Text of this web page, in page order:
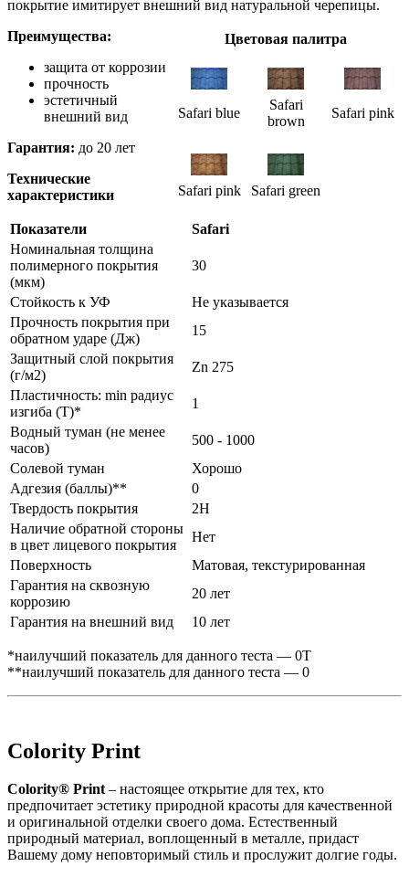
покрытие имитирует внешний вид натуральной черепицы.
Цветовая палитра
Safari blue
Safari
brown
Safari pink
Safari pink Safari green
Преимущества:
защита от коррозии
прочность
эстетичный
внешний вид
Гарантия: до 20 лет
Технические
характеристики
Показатели
Safari
Номинальная толщина
полимерного покрытия
(мкм)
30
Стойкость к УФ
Не указывается
Прочность покрытия при
обратном ударе (Дж)
15
Защитный слой покрытия
(г/м2)
Zn 275
Пластичность: min радиус
изгиба (Т)*
1
Водный туман (не менее
часов)
500 - 1000
Солевой туман
Хорошо
Адгезия (баллы)**
0
Твердость покрытия
2H
Наличие обратной стороны
в цвет лицевого покрытия
Нет
Поверхность
Матовая, текстурированная
Гарантия на сквозную
коррозию
20 лет
Гарантия на внешний вид
10 лет
*наилучший показатель для данного теста — 0Т
**наилучший показатель для данного теста — 0
Colority Print
Colority® Print– настоящее открытие для тех, кто
предпочитает эстетику природной красоты для качественной
и оригинальной отделки своего дома. Естественный
природный материал, воплощенный в металле, придаст
Вашему дому неповторимый стиль и прослужит долгие годы.